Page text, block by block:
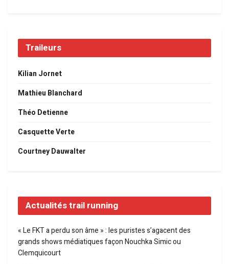
Traileurs
Kilian Jornet
Mathieu Blanchard
Théo Detienne
Casquette Verte
Courtney Dauwalter
Actualités trail running
« Le FKT a perdu son âme » : les puristes s’agacent des
grands shows médiatiques façon Nouchka Simic ou
Clemquicourt